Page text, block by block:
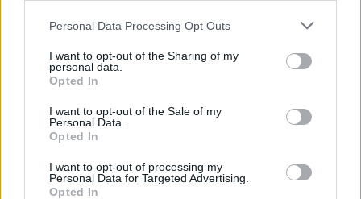
This information may also be disclosed by us to third parties
disclose it to other third parties.
Please note that this website/app uses one or more Google
services and may gather and store information including but
not limited to your visit or usage behaviour. You may click to
grant or deny consent to Google and its third-party tags to
consent section.
Personal Data Processing Opt Outs
I want to opt-out of the Sharing of my
personal data.
Opted In
I want to opt-out of the Sale of my
Personal Data.
Opted In
I want to opt-out of processing my
Personal Data for Targeted Advertising.
Opted In